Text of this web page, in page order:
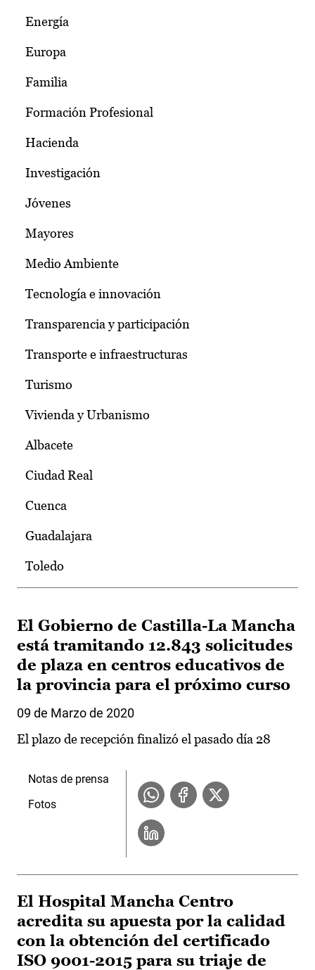
Energía
Europa
Familia
Formación Profesional
Hacienda
Investigación
Jóvenes
Mayores
Medio Ambiente
Tecnología e innovación
Transparencia y participación
Transporte e infraestructuras
Turismo
Vivienda y Urbanismo
Albacete
Ciudad Real
Cuenca
Guadalajara
Toledo
El Gobierno de Castilla-La Mancha
está tramitando 12.843 solicitudes
de plaza en centros educativos de
la provincia para el próximo curso
09 de Marzo de 2020
El plazo de recepción finalizó el pasado día 28
Notas de prensa
Fotos
El Hospital Mancha Centro
acredita su apuesta por la calidad
con la obtención del certificado
ISO 9001-2015 para su triaje de